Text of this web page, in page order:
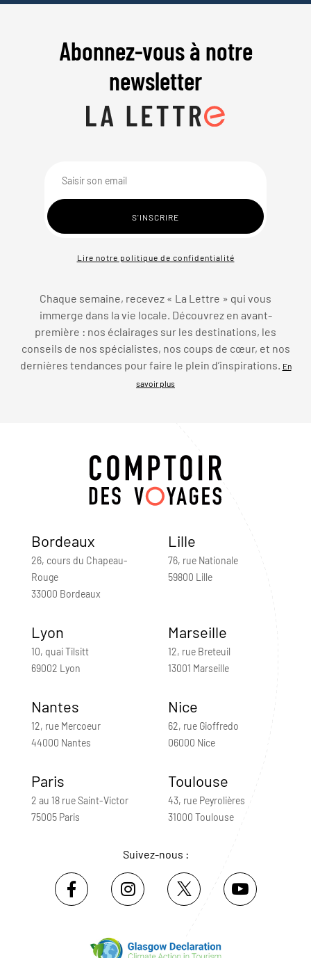
Abonnez-vous à notre
newsletter
Lire notre politique de confidentialité
Chaque semaine, recevez « La Lettre » qui vous
immerge dans la vie locale. Découvrez en avant-
première : nos éclairages sur les destinations, les
conseils de nos spécialistes, nos coups de cœur, et nos
dernières tendances pour faire le plein d’inspirations. En
savoir plus
Bordeaux
26, cours du Chapeau-
Rouge
33000 Bordeaux
Lille
76, rue Nationale
59800 Lille
Lyon
10, quai Tilsitt
69002 Lyon
Marseille
12, rue Breteuil
13001 Marseille
Nantes
12, rue Mercoeur
44000 Nantes
Nice
62, rue Gioffredo
06000 Nice
Paris
2 au 18 rue Saint-Victor
75005 Paris
Toulouse
43, rue Peyrolières
31000 Toulouse
Suivez-nous :